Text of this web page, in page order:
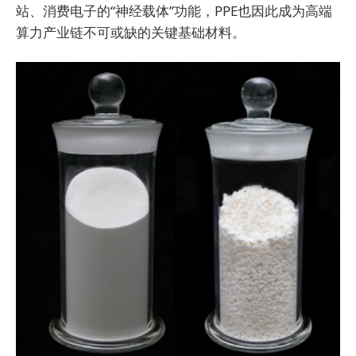
站、消费电子的“神经载体”功能，PPE也因此成为高端
算力产业链不可或缺的关键基础材料。